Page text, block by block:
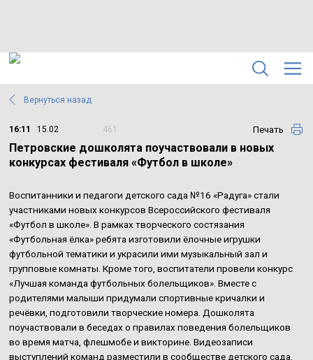
Вернуться назад
16:11 15.02 461 Печать
Петровские дошколята поучаствовали в новых
конкурсах фестиваля «Футбол в школе»
Воспитанники и педагоги детского сада №16 «Радуга» стали
участниками новых конкурсов Всероссийского фестиваля
«Футбол в школе». В рамках творческого состязания
«Футбольная ёлка» ребята изготовили ёлочные игрушки
футбольной тематики и украсили ими музыкальный зал и
групповые комнаты. Кроме того, воспитатели провели конкурс
«Лучшая команда футбольных болельщиков». Вместе с
родителями малыши придумали спортивные кричалки и
речёвки, подготовили творческие номера. Дошколята
поучаствовали в беседах о правилах поведения болельщиков
во время матча, флешмобе и викторине. Видеозаписи
выступлений команд разместили в сообществе детского сада.